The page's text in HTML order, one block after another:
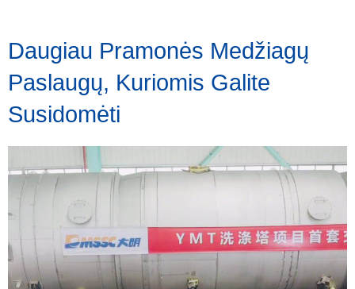
Daugiau Pramonės Medžiagų
Paslaugų, Kuriomis Galite
Susidomėti